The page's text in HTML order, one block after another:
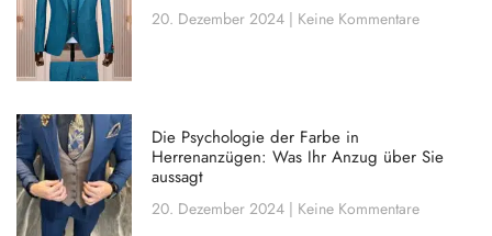
20. Dezember 2024 Keine Kommentare
Die Psychologie der Farbe in
Herrenanzügen: Was Ihr Anzug über Sie
aussagt
20. Dezember 2024 Keine Kommentare